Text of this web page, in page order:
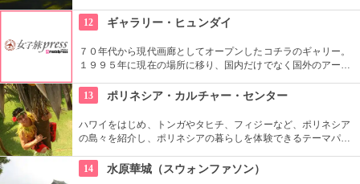
や中の吹き抜け、インテリアも見ごたえあります。
12 ギャラリー・ヒュンダイ
７０年代から現代画廊としてオープンしたコチラのギャリー。
１９９５年に現在の場所に移り、国内だけでなく国外のアーテ
示できるスペースを設け、モダン美術の流れを感じる事が出来
る、国内最高のギャラリーとしての評価も。
13 ポリネシア・カルチャー・センター
ハワイをはじめ、トンガやタヒチ、フィジーなど、ポリネシア
の島々を紹介し、ポリネシアの暮らしを体験できるテーマパー
の体験ができます。半日かけてじっくり楽しめます。
14 水原華城（スウォンファソン）